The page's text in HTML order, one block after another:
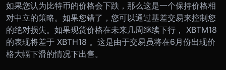
如果您认为比特币的价格会下跌，那么这是一个保持价格相
对中立的策略。如果您错了，您可以通过基差交易来控制您
的绝对损失。 如果现货价格在未来几周继续下行， XBTM18
的表现将差于 XBTH18 。这是由于交易员将在6月份出现价
格大幅下滑的情况下出售。